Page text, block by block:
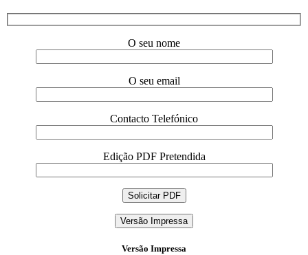
O seu nome
O seu email
Contacto Telefónico
Edição PDF Pretendida
Versão Impressa
Versão Impressa